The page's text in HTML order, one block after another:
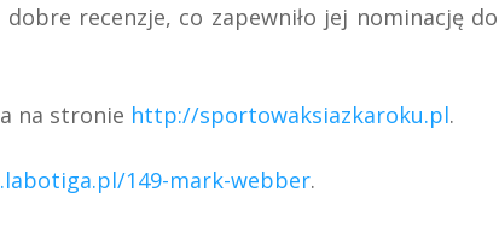
recenzje, co zapewniło jej nominację do
na stronie http://sportowaksiazkaroku.pl.
149-mark-webber.